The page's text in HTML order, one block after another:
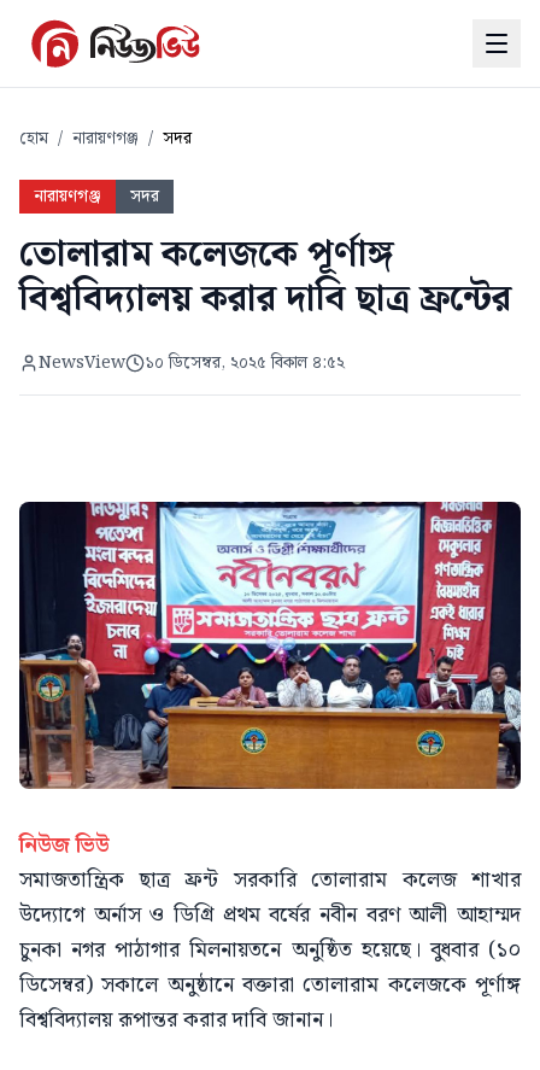
হোম / নারায়ণগঞ্জ / সদর
নারায়ণগঞ্জ সদর
তোলারাম কলেজকে পূর্ণাঙ্গ
বিশ্ববিদ্যালয় করার দাবি ছাত্র ফ্রন্টের
NewsView ১০ ডিসেম্বর, ২০২৫ বিকাল ৪:৫২
নিউজ ভিউ
সমাজতান্ত্রিক ছাত্র ফ্রন্ট সরকারি তোলারাম কলেজ শাখার
উদ্যোগে অর্নাস ও ডিগ্রি প্রথম বর্ষের নবীন বরণ আলী আহাম্মদ
চুনকা নগর পাঠাগার মিলনায়তনে অনুষ্ঠিত হয়েছে। বুধবার (১০
ডিসেম্বর) সকালে অনুষ্ঠানে বক্তারা তোলারাম কলেজকে পূর্ণাঙ্গ
বিশ্ববিদ্যালয় রূপান্তর করার দাবি জানান।